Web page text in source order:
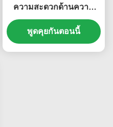
ความสะดวกด้านความ
บันเทิง
พูดคุยกันตอนนี้